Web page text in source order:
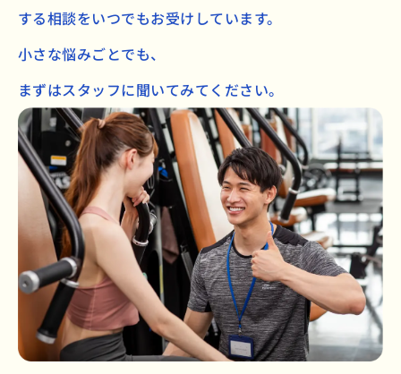
する相談をいつでもお受けしています。
小さな悩みごとでも、
まずはスタッフに聞いてみてください。